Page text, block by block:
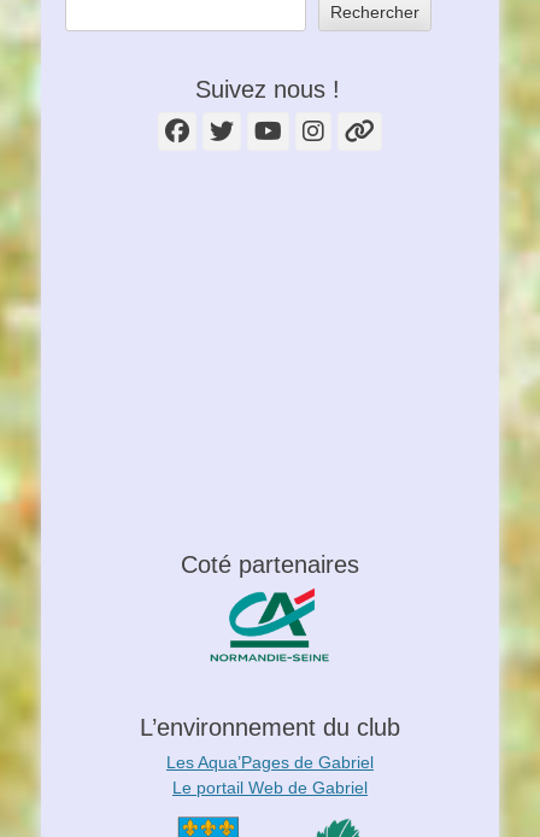
Rechercher
Suivez nous !
Facebook
Twitter
YouTube
Instagram
Coté partenaires
L’environnement du club
Les Aqua’Pages de Gabriel
Le portail Web de Gabriel